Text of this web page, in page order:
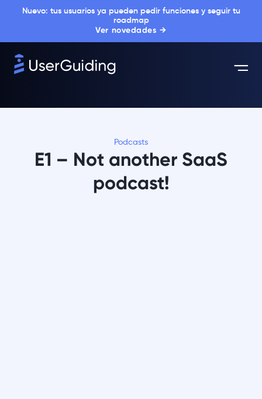
Nuevo: tus usuarios ya pueden pedir funciones y seguir tu
roadmap
Ver novedades →
Podcasts
E1 – Not another SaaS
podcast!